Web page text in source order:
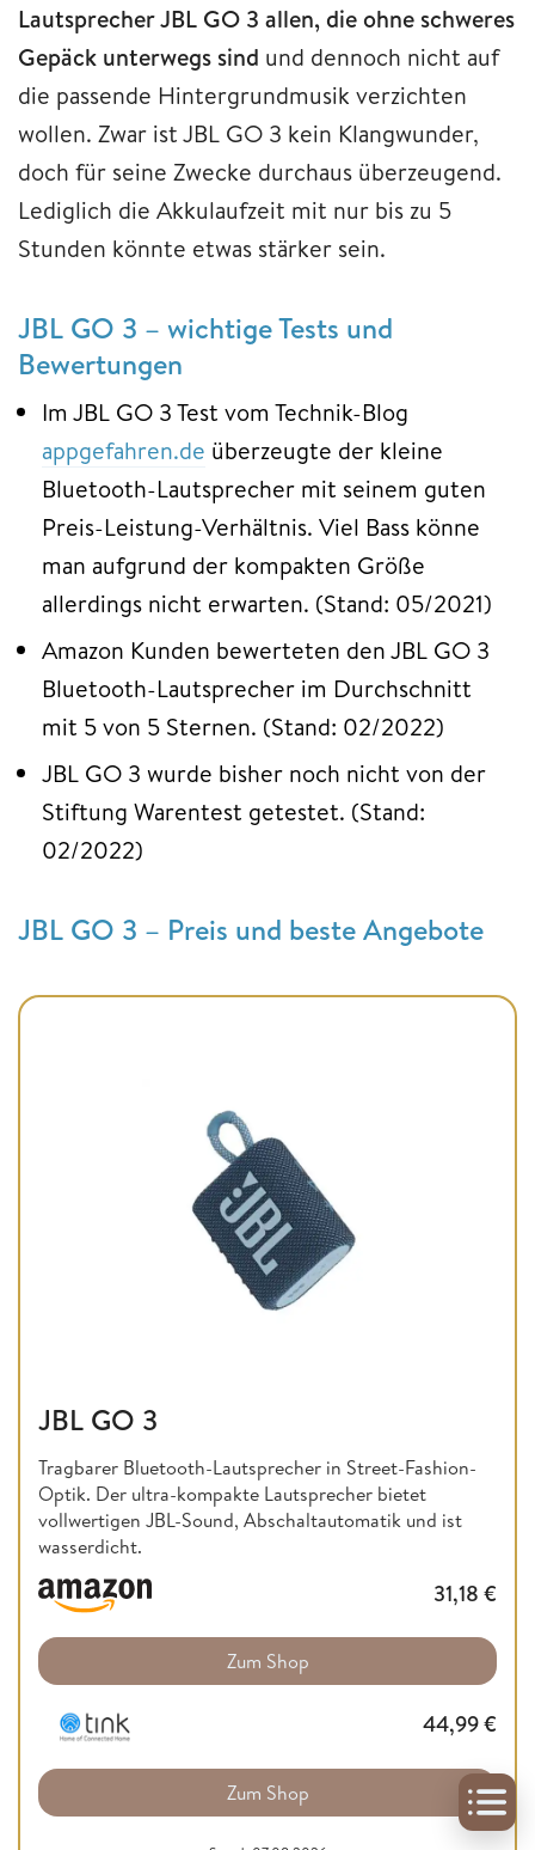
Lautsprecher JBL GO 3 allen, die ohne schweres
Gepäck unterwegs sind und dennoch nicht auf
die passende Hintergrundmusik verzichten
wollen. Zwar ist JBL GO 3 kein Klangwunder,
doch für seine Zwecke durchaus überzeugend.
Lediglich die Akkulaufzeit mit nur bis zu 5
Stunden könnte etwas stärker sein.
JBL GO 3 – wichtige Tests und
Bewertungen
Im JBL GO 3 Test vom Technik-Blog
appgefahren.de überzeugte der kleine
Bluetooth-Lautsprecher mit seinem guten
Preis-Leistung-Verhältnis. Viel Bass könne
man aufgrund der kompakten Größe
allerdings nicht erwarten. (Stand: 05/2021)
Amazon Kunden bewerteten den JBL GO 3
Bluetooth-Lautsprecher im Durchschnitt
mit 5 von 5 Sternen. (Stand: 02/2022)
JBL GO 3 wurde bisher noch nicht von der
Stiftung Warentest getestet. (Stand:
02/2022)
JBL GO 3 – Preis und beste Angebote
JBL GO 3
Tragbarer Bluetooth-Lautsprecher in Street-Fashion-
Optik. Der ultra-kompakte Lautsprecher bietet
vollwertigen JBL-Sound, Abschaltautomatik und ist
wasserdicht.
31,18 €
Zum Shop
44,99€
Zum Shop